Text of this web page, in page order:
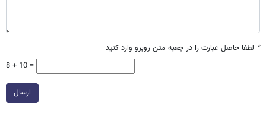
* لطفا حاصل عبارت را در جعبه متن روبرو وارد کنید
8 + 10 =
ارسال